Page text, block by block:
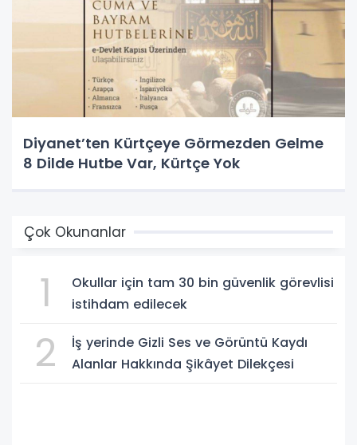
Diyanet’ten Kürtçeye Görmezden Gelme
8 Dilde Hutbe Var, Kürtçe Yok
Çok Okunanlar
1
Okullar için tam 30 bin güvenlik görevlisi
istihdam edilecek
2
İş yerinde Gizli Ses ve Görüntü Kaydı
Alanlar Hakkında Şikâyet Dilekçesi